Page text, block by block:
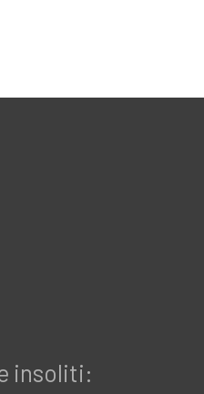
insoliti: